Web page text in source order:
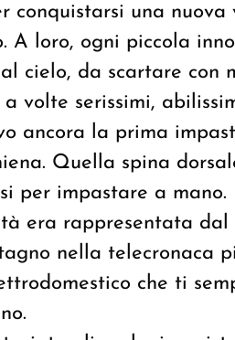
conquistarsi una
A loro, ogni piccola
cielo, da scartare con
volte serissimi,
ancora la prima
Quella spina
per impastare a mano.
era rappresentata dal
nella telecronaca
che ti